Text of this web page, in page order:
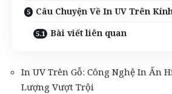
Câu Chuyện Về In UV Trên Kính
Bài viết liên quan
In UV Trên Gỗ: Công Nghệ In Ấn
Lượng Vượt Trội